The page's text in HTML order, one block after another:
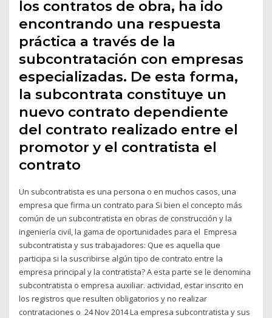
los contratos de obra, ha ido
encontrando una respuesta
práctica a través de la
subcontratación con empresas
especializadas. De esta forma,
la subcontrata constituye un
nuevo contrato dependiente
del contrato realizado entre el
promotor y el contratista el
contrato
Un subcontratista es una persona o en muchos casos, una
empresa que firma un contrato para Si bien el concepto más
común de un subcontratista en obras de construcción y la
ingeniería civil, la gama de oportunidades para el Empresa
subcontratista y sus trabajadores: Que es aquella que
participa si la suscribirse algún tipo de contrato entre la
empresa principal y la contratista? A esta parte se le denomina
subcontratista o empresa auxiliar. actividad, estar inscrito en
los registros que resulten obligatorios y no realizar
contrataciones o 24 Nov 2014 La empresa subcontratista y sus